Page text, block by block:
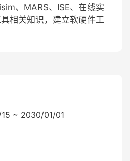
、MARS、ISE、在线实
相关知识，建立软硬件工
~ 2030/01/01